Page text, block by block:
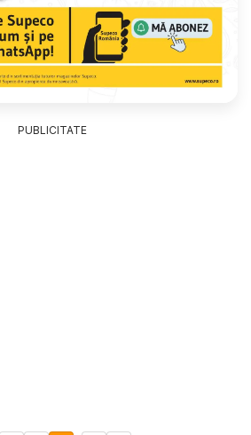
PUBLICITATE